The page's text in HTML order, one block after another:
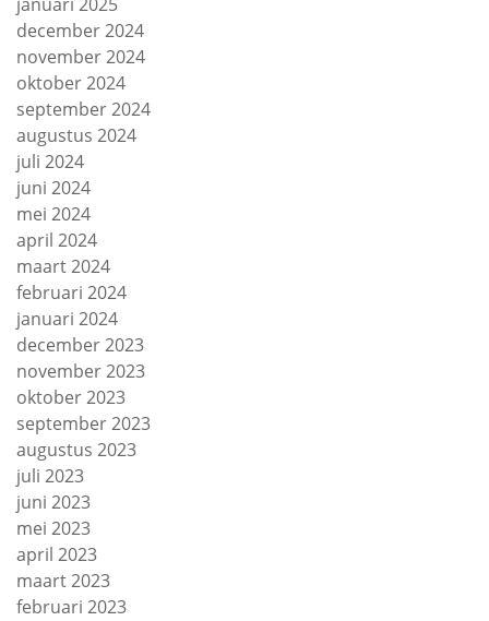
januari 2025
december 2024
november 2024
oktober 2024
september 2024
augustus 2024
juli 2024
juni 2024
mei 2024
april 2024
maart 2024
februari 2024
januari 2024
december 2023
november 2023
oktober 2023
september 2023
augustus 2023
juli 2023
juni 2023
mei 2023
april 2023
maart 2023
februari 2023